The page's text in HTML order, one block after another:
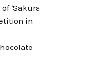
‘Sakura
in